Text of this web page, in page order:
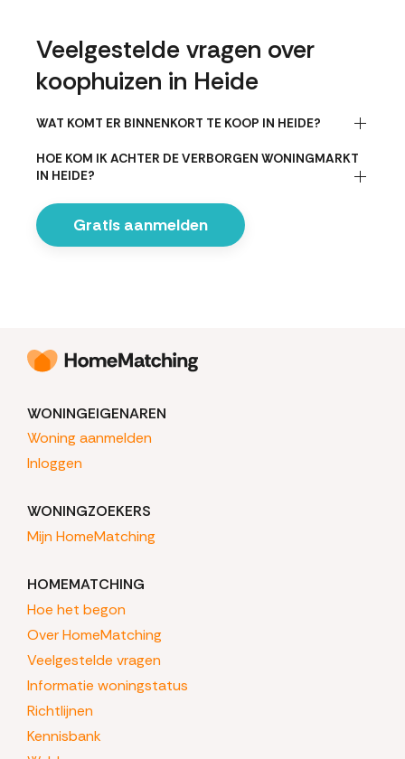
Veelgestelde vragen over
koophuizen in Heide
WAT KOMT ER BINNENKORT TE KOOP IN HEIDE?
HOE KOM IK ACHTER DE VERBORGEN WONINGMARKT
IN HEIDE?
Gratis aanmelden
WONINGEIGENAREN
Woning aanmelden
Inloggen
WONINGZOEKERS
Mijn HomeMatching
HOMEMATCHING
Hoe het begon
Over HomeMatching
Veelgestelde vragen
Informatie woningstatus
Richtlijnen
Kennisbank